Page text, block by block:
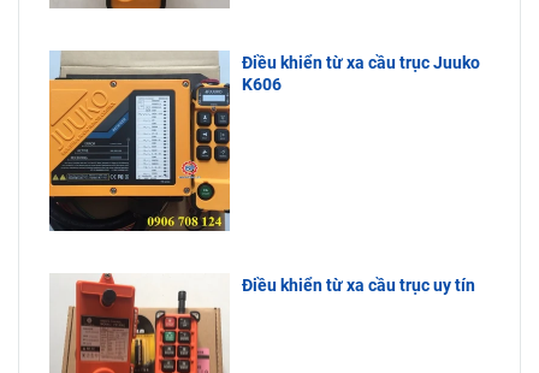
Điều khiển từ xa cầu trục Juuko
K606
Điều khiển từ xa cầu trục uy tín